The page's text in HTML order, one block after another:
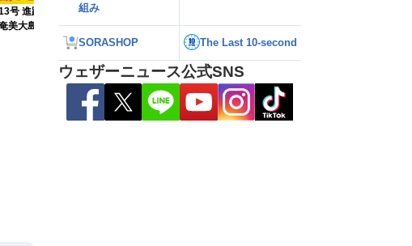
号 進路解説】通過後も影響長
美大島で総雨量400mm超・高
警戒（2026.08.08 16:00）
水帯が発生のおそれも＜気象防災速報・
記録的短時間大雨＞
組み
SORASHOP The Last 10-second
ウェザーニュース公式SNS